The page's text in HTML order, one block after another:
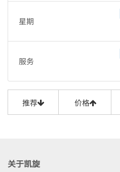
星期
服务
推荐 价格
关于凯旋